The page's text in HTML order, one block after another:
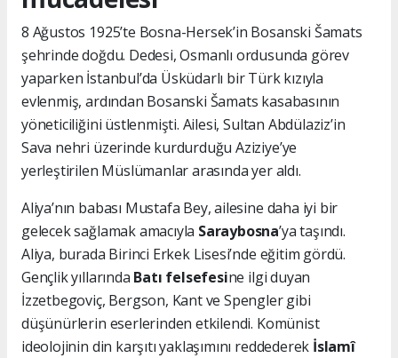
8 Ağustos 1925’te Bosna-Hersek’in Bosanski Šamats
şehrinde doğdu. Dedesi, Osmanlı ordusunda görev
yaparken İstanbul’da Üsküdarlı bir Türk kızıyla
evlenmiş, ardından Bosanski Šamats kasabasının
yöneticiliğini üstlenmişti. Ailesi, Sultan Abdülaziz’in
Sava nehri üzerinde kurdurduğu Aziziye’ye
yerleştirilen Müslümanlar arasında yer aldı.
Aliya’nın babası Mustafa Bey, ailesine daha iyi bir
gelecek sağlamak amacıyla Saraybosna’ya taşındı.
Aliya, burada Birinci Erkek Lisesi’nde eğitim gördü.
Gençlik yıllarında Batı felsefesine ilgi duyan
İzzetbegoviç, Bergson, Kant ve Spengler gibi
düşünürlerin eserlerinden etkilendi. Komünist
ideolojinin din karşıtı yaklaşımını reddederek İslamî